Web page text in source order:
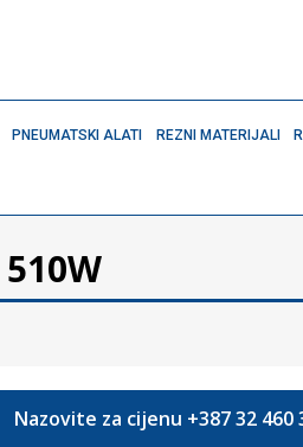
PNEUMATSKI ALATI REZNI MATERIJALI
Nazovite za cijenu +387 32 460